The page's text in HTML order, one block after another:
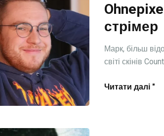
стрімер
Марк, більш
світі скінів
Читати далі "